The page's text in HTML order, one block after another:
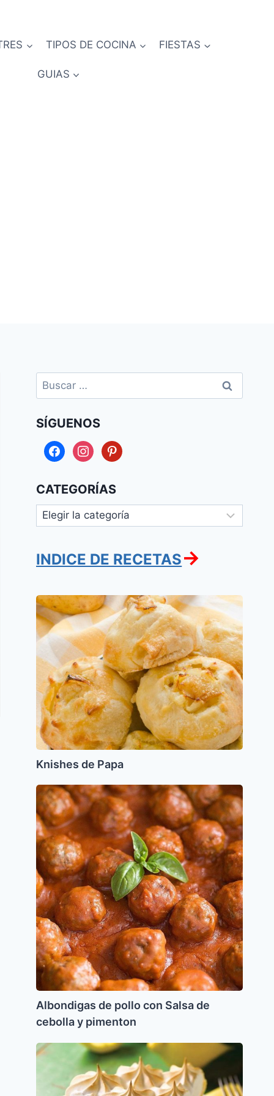
TIPOS DE COCINA FIESTAS
GUIAS
Buscar:
SÍGUENOS
facebookinstagrampinterest
CATEGORÍAS
Categorías
INDICE DE RECETAS→
Knishes
de
Papa
Knishes de Papa
Albondigas
de
pollo
con
Salsa
de
cebolla
y
pimenton
Albondigas de pollo con Salsa de
cebolla y pimenton
Pie